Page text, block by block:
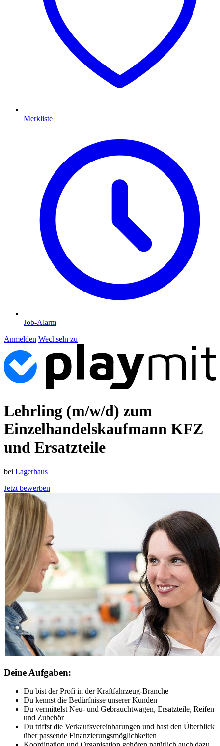
Merkliste
Job-Alarm
Anmelden Wechseln zu
Lehrling (m/w/d) zum
Einzelhandelskaufmann KFZ
und Ersatzteile
bei Lagerhaus
Jetzt bewerben
Deine Aufgaben:
Du bist der Profi in der Kraftfahrzeug-Branche
Du kennst die Bedürfnisse unserer Kunden
Du vermittelst Neu- und Gebrauchtwagen, Ersatzteile, Reifen
und Zubehör
Du triffst die Verkaufsvereinbarungen und hast den Überblick
über passende Finanzierungsmöglichkeiten